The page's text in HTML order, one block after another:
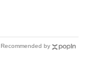
Recommended by